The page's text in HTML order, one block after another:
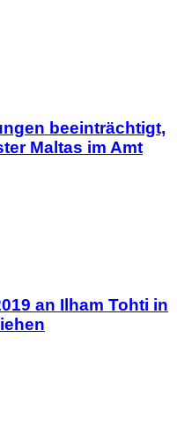
beeinträchtigt,
Maltas im Amt
an Ilham Tohti in